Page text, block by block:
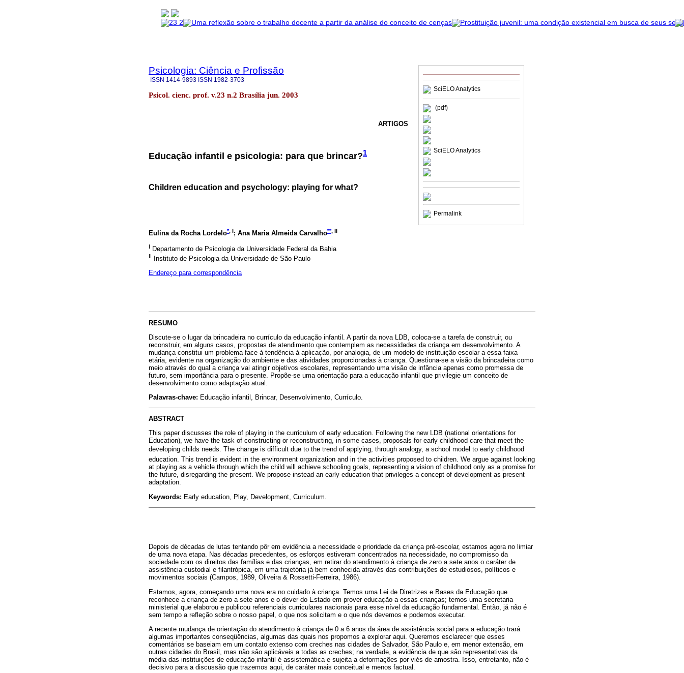
SciELO Analytics
(pdf)
SciELO Analytics
Permalink
Psicologia: Ciência e Profissão
ISSN 1414-9893 ISSN 1982-3703
Psicol. cienc. prof. v.23 n.2 Brasília jun. 2003
ARTIGOS
Educação infantil e psicologia: para que brincar?1
Children education and psychology: playing for what?
Eulina da Rocha Lordelo*, I; Ana Maria Almeida Carvalho**, II
I Departamento de Psicologia da Universidade Federal da Bahia
II Instituto de Psicologia da Universidade de São Paulo
Endereço para correspondência
RESUMO
Discute-se o lugar da brincadeira no currículo da educação infantil. A partir da nova LDB, coloca-se a tarefa de construir, ou
reconstruir, em alguns casos, propostas de atendimento que contemplem as necessidades da criança em desenvolvimento. A
mudança constitui um problema face à tendência à aplicação, por analogia, de um modelo de instituição escolar a essa faixa
etária, evidente na organização do ambiente e das atividades proporcionadas à criança. Questiona-se a visão da brincadeira como
meio através do qual a criança vai atingir objetivos escolares, representando uma visão de infância apenas como promessa de
futuro, sem importância para o presente. Propõe-se uma orientação para a educação infantil que privilegie um conceito de
desenvolvimento como adaptação atual.
Palavras-chave: Educação infantil, Brincar, Desenvolvimento, Currículo.
ABSTRACT
This paper discusses the role of playing in the curriculum of early education. Following the new LDB (national orientations for
Education), we have the task of constructing or reconstructing, in some cases, proposals for early childhood care that meet the
developing childs needs. The change is difficult due to the trend of applying, through analogy, a school model to early childhood
education. This trend is evident in the environment organization and in the activities proposed to children. We argue against looking
at playing as a vehicle through which the child will achieve schooling goals, representing a vision of childhood only as a promise for
the future, disregarding the present. We propose instead an early education that privileges a concept of development as present
adaptation.
Keywords: Early education, Play, Development, Curriculum.
Depois de décadas de lutas tentando pôr em evidência a necessidade e prioridade da criança pré-escolar, estamos agora no limiar
de uma nova etapa. Nas décadas precedentes, os esforços estiveram concentrados na necessidade, no compromisso da
sociedade com os direitos das famílias e das crianças, em retirar do atendimento à criança de zero a sete anos o caráter de
assistência custodial e filantrópica, em uma trajetória já bem conhecida através das contribuições de estudiosos, políticos e
movimentos sociais (Campos, 1989, Oliveira & Rossetti-Ferreira, 1986).
Estamos, agora, começando uma nova era no cuidado à criança. Temos uma Lei de Diretrizes e Bases da Educação que
reconhece a criança de zero a sete anos e o dever do Estado em prover educação a essas crianças; temos uma secretaria
ministerial que elaborou e publicou referenciais curriculares nacionais para esse nível da educação fundamental. Então, já não é
sem tempo a refleção sobre o nosso papel, o que nos solicitam e o que nós devemos e podemos executar.
A recente mudança de orientação do atendimento à criança de 0 a 6 anos da área de assistência social para a educação trará
algumas importantes conseqüências, algumas das quais nos propomos a explorar aqui. Queremos esclarecer que esses
comentários se baseiam em um contato extenso com creches nas cidades de Salvador, São Paulo e, em menor extensão, em
outras cidades do Brasil, mas não são aplicáveis a todas as creches; na verdade, a evidência de que são representativas da
média das instituições de educação infantil é assistemática e sujeita a deformações por viés de amostra. Isso, entretanto, não é
decisivo para a discussão que trazemos aqui, de caráter mais conceitual e menos factual.